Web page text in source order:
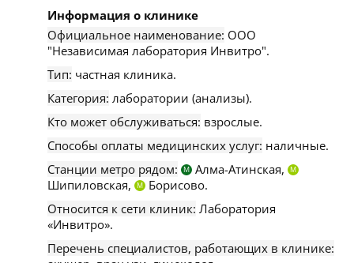
Информация о клинике
Официальное наименование: ООО
"Независимая лаборатория Инвитро".
Тип: частная клиника.
Категория: лаборатории (анализы).
Кто может обслуживаться: взрослые.
Способы оплаты медицинских услуг: наличные.
Станции метро рядом:
М Алма-Атинская, М
Шипиловская, М
Борисово.
Относится к сети клиник: Лаборатория
«Инвитро».
Перечень специалистов, работающих в клинике: